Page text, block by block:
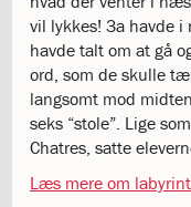
Recycle
1.15:
Historie
1.16:
af
Institut
Jeanne
d’Arc
1.17:
vil lykkes! 3a havde
havde talt om at gå
ord, som de skulle
langsomt mod
seks “stole”. Lige
Chatres, satte
Læs mere om